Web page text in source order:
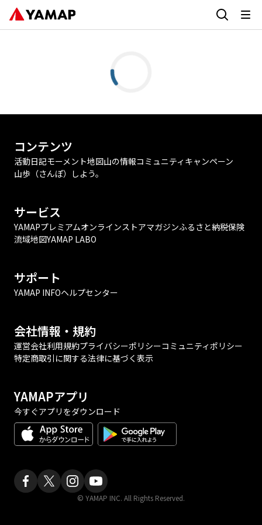
コンテンツ
活動日記モーメント地図山の情報コミュニティ キャンペーン
山歩（さんぽ）しよう。
サービス
YAMAPプレミアムオンラインストアマガジンふるさと納税保険
流域地図YAMAP LABO
サポート
YAMAP INFOヘルプセンター
会社情報・規約
運営会社利用規約プライバシーポリシーコミュニティポリシー
特定商取引に関する法律に基づく表示
YAMAPアプリ
今すぐアプリをダウンロード
© YAMAP INC. All Rights Reserved.